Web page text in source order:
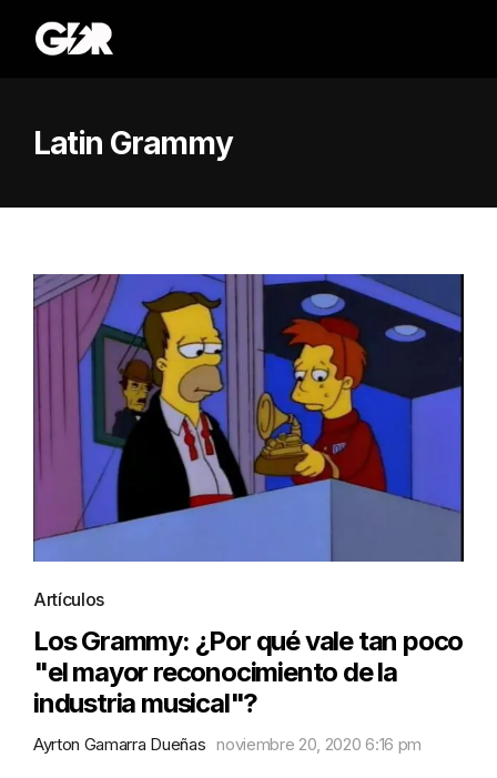
Latin Grammy
Artículos
Los Grammy: ¿Por qué vale tan poco
"el mayor reconocimiento de la
industria musical"?
Ayrton Gamarra Dueñas noviembre 20, 2020 6:16 pm